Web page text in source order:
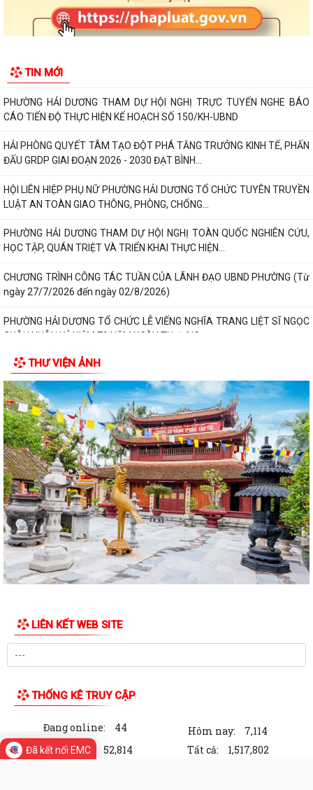
TIN MỚI
Triển khai thực hiện Kế hoạch 241/KH-SYT về thực hiện Kế hoạch số
212/KH-UBND ngày 12/6/2026 của...
dinh dưỡng, cải thiện tình trạng...
PHƯỜNG HẢI DƯƠNG THAM DỰ HỘI NGHỊ TRỰC TUYẾN NGHE BÁO
CÁO TIẾN ĐỘ THỰC HIỆN KẾ HOẠCH SỐ 150/KH-UBND
HẢI PHÒNG QUYẾT TÂM TẠO ĐỘT PHÁ TĂNG TRƯỞNG KINH TẾ, PHẤN
ĐẤU GRDP GIAI ĐOẠN 2026 - 2030 ĐẠT BÌNH...
HỘI LIÊN HIỆP PHỤ NỮ PHƯỜNG HẢI DƯƠNG TỔ CHỨC TUYÊN TRUYỀN
LUẬT AN TOÀN GIAO THÔNG, PHÒNG, CHỐNG...
PHƯỜNG HẢI DƯƠNG THAM DỰ HỘI NGHỊ TOÀN QUỐC NGHIÊN CỨU,
HỌC TẬP, QUÁN TRIỆT VÀ TRIỂN KHAI THỰC HIỆN...
CHƯƠNG TRÌNH CÔNG TÁC TUẦN CỦA LÃNH ĐẠO UBND PHƯỜNG (Từ
ngày 27/7/2026 đến ngày 02/8/2026)
PHƯỜNG HẢI DƯƠNG TỔ CHỨC LỄ VIẾNG NGHĨA TRANG LIỆT SĨ NGỌC
CHÂU NHÂN KỶ NIỆM 79 NĂM NGÀY THƯƠNG...
ẤM ÁP NGHĨA TÌNH TRI ÂN CỦA HỘI CỰU GIÁO CHỨC PHƯỜNG HẢI
DƯƠNG
CHƯƠNG TRÌNH “MÀU HOA ĐỎ” THẮM ĐƯỢM NGHĨA TÌNH TRI ÂN
NGƯỜI CÓ CÔNG VỚI CÁCH MẠNG
“BỮA CƠM TRI ÂN” – NGHĨA TÌNH CỦA TUỔI TRẺ PHƯỜNG HẢI DƯƠNG
DÀNH CHO CÁC GIA ĐÌNH NGƯỜI CÓ CÔNG
HỘI ĐỒNG NHÂN DÂN PHƯỜNG HẢI DƯƠNG ỨNG DỤNG PHẦN MỀM Q-
CABINET TRONG TỔ CHỨC KỲ HỌP THỨ BA
THÔNG BÁO VỀ VIỆC PHỐI HỢP CUNG CẤP HỒ SƠ, GIẤY TỜ VỀ QUYỀN
SỬ DỤNG ĐẤT PHỤC VỤ XÂY DỰNG CƠ SỞ DỮ...
TĂNG CƯỜNG CÔNG TÁC TUYÊN TRUYỀN PHÒNG, CHỐNG TỘI PHẠM
Thư của Tổng Bí thư, Chủ tịch nước Tô Lâm nhân dịp kỷ niệm 79 năm
Ngày Thương binh - Liệt sĩ
- LAN TỎA ĐẠO LÝ "UỐNG NƯỚC NHỚ NGUỒN”
UBND THÀNH PHỐ KHEN THƯỞNG
Ban Tuyên giáo và Dân vận Trung ương tổ chức Cuộc thi và Triển lãm
THƯ VIỆN ẢNH
LIÊN KẾT WEB SITE
THỐNG KÊ TRUY CẬP
Đang online: 44 Hôm nay:
7,114
Trong tuần:
52,814 Tất cả: 1,517,802
Đã kết nối EMC